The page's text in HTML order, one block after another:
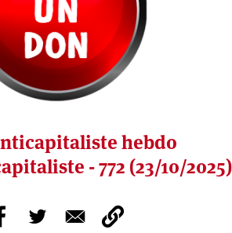
hebdo
- 772 (23/10/2025)